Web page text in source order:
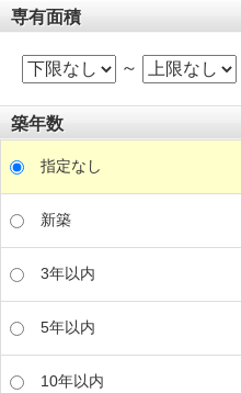
専有面積
～
築年数
指定なし
新築
3年以内
5年以内
10年以内